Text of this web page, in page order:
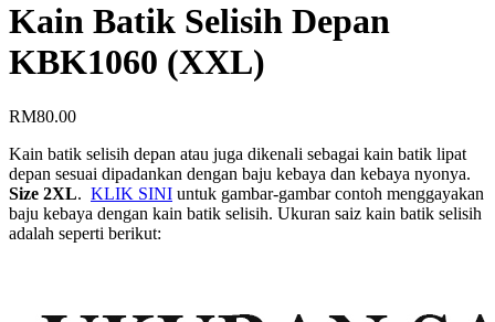
Kain Batik Selisih Depan
KBK1060 (XXL)
RM80.00
Kain batik selisih depan atau juga dikenali sebagai kain batik lipat
depan sesuai dipadankan dengan baju kebaya dan kebaya nyonya.
Size 2XL. KLIK SINI untuk gambar-gambar contoh menggayakan
baju kebaya dengan kain batik selisih. Ukuran saiz kain batik selisih
adalah seperti berikut: